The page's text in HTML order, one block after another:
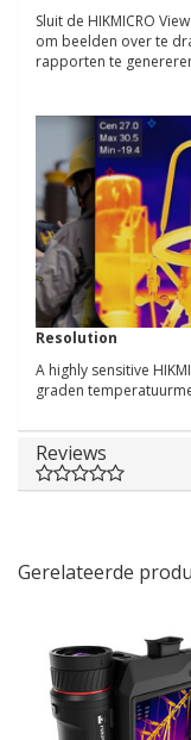
Sluit de HIKMICRO
om beelden over te
rapporten te
Resolution
A highly sensitive
graden
Reviews
Gerelateerde